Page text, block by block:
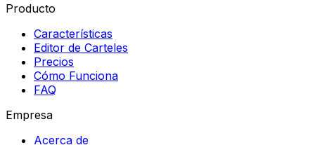
Producto
Características
Editor de Carteles
Precios
Cómo Funciona
FAQ
Empresa
Acerca de